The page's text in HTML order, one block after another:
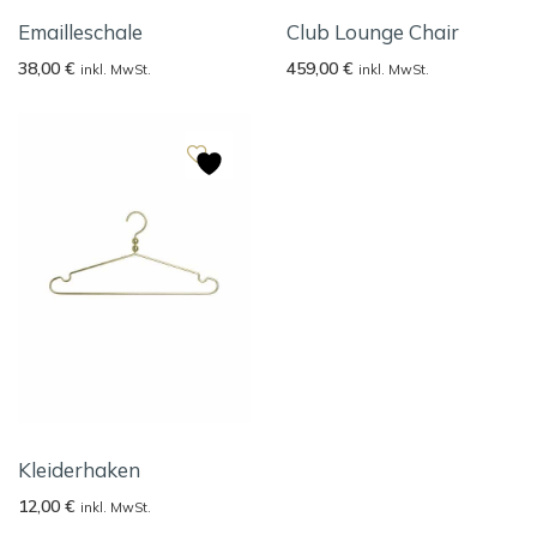
Emailleschale
38,00 € inkl. MwSt.
Club Lounge Chair
459,00 € inkl. MwSt.
Kleiderhaken
12,00 € inkl. MwSt.